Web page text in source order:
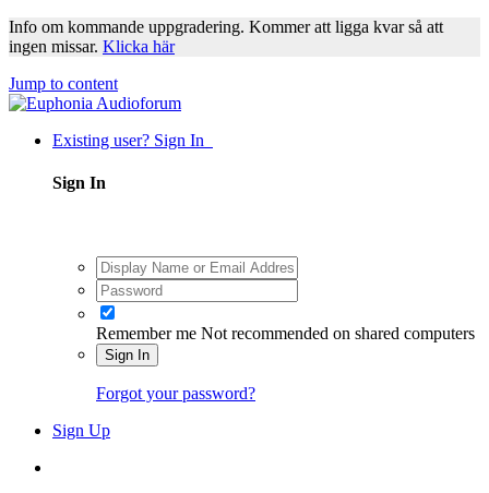
Info om kommande uppgradering. Kommer att ligga kvar så att
ingen missar. Klicka här
Jump to content
Existing user? Sign In
Sign In
Remember me Not recommended on shared computers
Sign In
Forgot your password?
Sign Up